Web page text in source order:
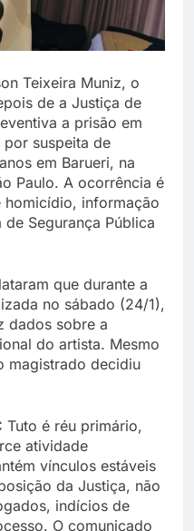
Teixeira Muniz, o
de a Justiça de
a prisão em
suspeita de
em Barueri, na
Paulo. A ocorrência é
informação
Segurança Pública
que durante a
no sábado (24/1),
dados sobre a
do artista. Mesmo
magistrado decidiu
Tuto é réu primário,
atividade
vínculos estáveis
da Justiça, não
indícios de
O comunicado